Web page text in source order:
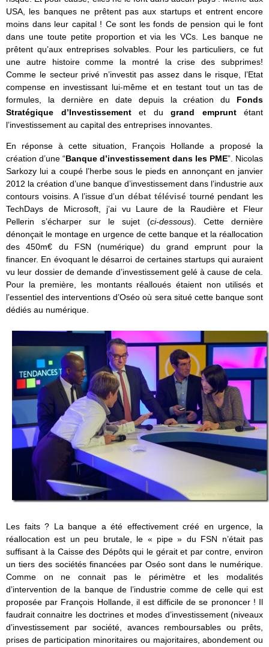
USA, les banques ne prêtent pas aux startups et entrent encore
moins dans leur capital ! Ce sont les fonds de pension qui le font
dans une toute petite proportion et via les VCs. Les banque ne
prêtent qu’aux entreprises solvables. Pour les particuliers, ce fut
une autre histoire comme la montré la crise des subprimes!
Comme le secteur privé n’investit pas assez dans le risque, l’Etat
compense en investissant lui-même et en testant tout un tas de
formules, la dernière en date depuis la création du Fonds
Stratégique d’Investissement et du grand emprunt étant
l’investissement au capital des entreprises innovantes.
En réponse à cette situation, François Hollande a proposé la
création d’une “Banque d’investissement dans les PME”. Nicolas
Sarkozy lui a coupé l’herbe sous le pieds en annonçant en janvier
2012 la création d’une banque d’investissement dans l’industrie aux
contours voisins. A l’issue d’un débat télévisé tourné pendant les
TechDays de Microsoft, j’ai vu Laure de la Raudière et Fleur
Pellerin s’écharper sur le sujet (ci-dessous). Cette dernière
dénonçait le montage en urgence de cette banque et la réallocation
des 450m€ du FSN (numérique) du grand emprunt pour la
financer. En évoquant le désarroi de certaines startups qui auraient
vu leur dossier de demande d’investissement gelé à cause de cela.
Pour la première, les montants réalloués étaient non utilisés et
l’essentiel des interventions d’Oséo où sera situé cette banque sont
dédiés au numérique.
Les faits ? La banque a été effectivement créé en urgence, la
réallocation est un peu brutale, le « pipe » du FSN n’était pas
suffisant à la Caisse des Dépôts qui le gérait et par contre, environ
un tiers des sociétés financées par Oséo sont dans le numérique.
Comme on ne connait pas le périmètre et les modalités
d’intervention de la banque de l’industrie comme de celle qui est
proposée par François Hollande, il est difficile de se prononcer ! Il
faudrait connaitre les doctrines et modes d’investissement (niveaux
d’investissement par société, avances remboursables ou prêts,
prises de participation minoritaires ou majoritaires, abondement ou